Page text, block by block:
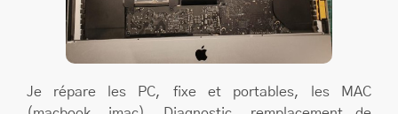
Je répare les PC, fixe et portables, les MAC